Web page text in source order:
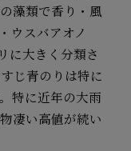
藻類で香り・風
ウスバアオノ
に大きく分類さ
じ青のりは特に
特に近年の大雨
凄い高値が続い